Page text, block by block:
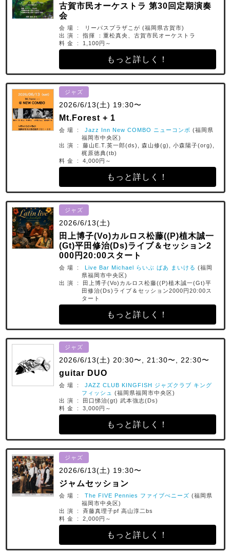
古賀市民オーケストラ 第30回定期演奏
会
会 場 : リーパスプラザこが (福岡県古賀市)
出 演 : 指揮 ：重松真央、古賀市民オーケストラ
料 金 : 1,100円～
もっと詳しく！
ジャズ
2026/6/13(土) 19:30〜
Mt.Forest + 1
会 場 : Jazz Inn New COMBO ニューコンボ (福岡県
福岡市中央区)
出 演 : 藤山E.T.英一郎(ds), 森山修(g), 小森陽子(org),
梶原徳典(tb)
料 金 : 4,000円～
もっと詳しく！
ジャズ
2026/6/13(土)
田上博子(Vo)カルロス松藤((P)植木誠一
(Gt)平田修治(Ds)ライブ＆セッション2
000円20:00スタート
会 場 : Live Bar Michael らいぶ ばあ まいける (福岡
県福岡市中央区)
出 演 : 田上博子(Vo)カルロス松藤((P)植木誠一(Gt)平
田修治(Ds)ライブ＆セッション2000円20:00ス
タート
もっと詳しく！
ジャズ
2026/6/13(土) 20:30〜, 21:30〜, 22:30〜
guitar DUO
会 場 : JAZZ CLUB KINGFISH ジャズクラブ キング
フィッシュ
(福岡県福岡市中央区)
出 演 : 田口悌治(gt) 武本強志(Ds)
料 金 : 3,000円～
もっと詳しく！
ジャズ
2026/6/13(土) 19:30〜
ジャムセッション
会 場 : The FIVE Pennies ファイブぺニーズ (福岡県
福岡市中央区)
出 演 : 斉藤真理子pf 高山淳二bs
料 金 : 2,000円～
もっと詳しく！